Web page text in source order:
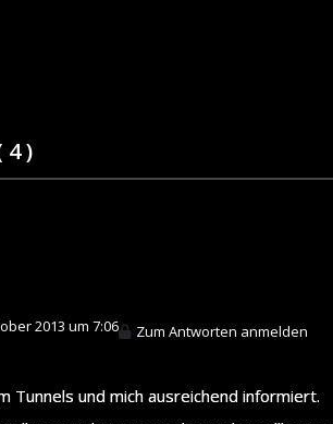
4)
2013 um 7:06 Zum Antworten anmelden
Tunnels und mich ausreichend informiert.